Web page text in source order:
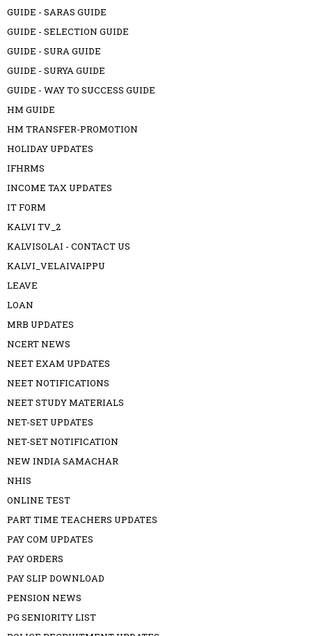
GUIDE - SARAS GUIDE
GUIDE - SELECTION GUIDE
GUIDE - SURA GUIDE
GUIDE - SURYA GUIDE
GUIDE - WAY TO SUCCESS GUIDE
HM GUIDE
HM TRANSFER-PROMOTION
HOLIDAY UPDATES
IFHRMS
INCOME TAX UPDATES
IT FORM
KALVI TV_2
KALVISOLAI - CONTACT US
KALVI_VELAIVAIPPU
LEAVE
LOAN
MRB UPDATES
NCERT NEWS
NEET EXAM UPDATES
NEET NOTIFICATIONS
NEET STUDY MATERIALS
NET-SET UPDATES
NET-SET NOTIFICATION
NEW INDIA SAMACHAR
NHIS
ONLINE TEST
PART TIME TEACHERS UPDATES
PAY COM UPDATES
PAY ORDERS
PAY SLIP DOWNLOAD
PENSION NEWS
PG SENIORITY LIST